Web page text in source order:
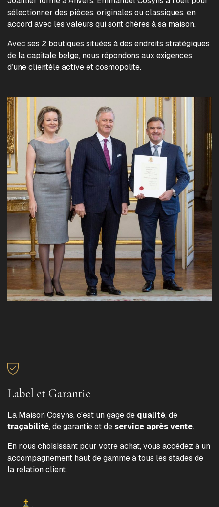
sélectionner des pièces, originales ou classiques, en
accord avec les valeurs qui sont chères à sa maison.
Avec ses 2 boutiques situées à des endroits stratégiques
de la capitale belge, nous répondons aux exigences
d’une clientèle active et cosmopolite.
Label et Garantie
La Maison Cosyns, c'est un gage de qualité, de
traçabilité, de garantie et deservice après vente.
En nous choisissant pour votre achat, vous accédez à un
accompagnement haut de gamme à tous les stades de
la relation client.